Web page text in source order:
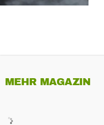
MEHR MAGAZIN